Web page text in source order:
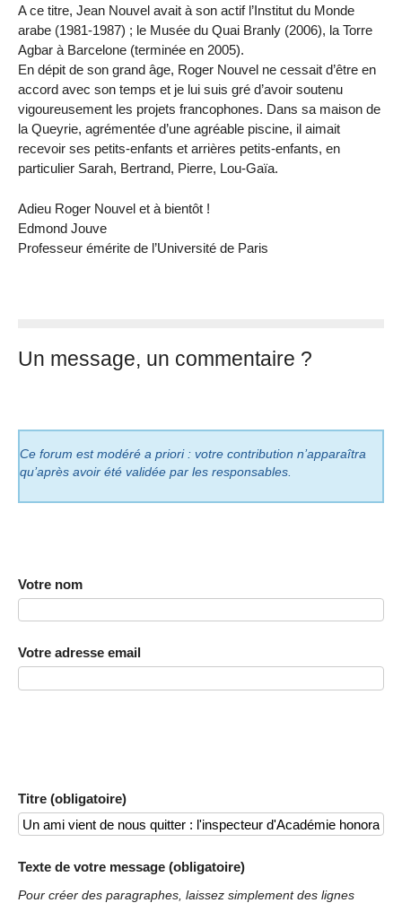
A ce titre, Jean Nouvel avait à son actif l’Institut du Monde
arabe (1981-1987) ; le Musée du Quai Branly (2006), la Torre
Agbar à Barcelone (terminée en 2005).
En dépit de son grand âge, Roger Nouvel ne cessait d’être en
accord avec son temps et je lui suis gré d’avoir soutenu
vigoureusement les projets francophones. Dans sa maison de
la Queyrie, agrémentée d’une agréable piscine, il aimait
recevoir ses petits-enfants et arrières petits-enfants, en
particulier Sarah, Bertrand, Pierre, Lou-Gaïa.
Adieu Roger Nouvel et à bientôt !
Edmond Jouve
Professeur émérite de l’Université de Paris
Un message, un commentaire ?
Ce forum est modéré a priori : votre contribution n’apparaîtra
qu’après avoir été validée par les responsables.
Votre nom
Votre adresse email
Titre (obligatoire)
Texte de votre message (obligatoire)
Pour créer des paragraphes, laissez simplement des lignes